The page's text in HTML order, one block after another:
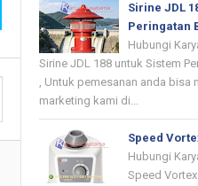
Sirine JDL
Peringatan
Hubungi
Sirine JDL 188 untuk Sistem
, Untuk pemesanan anda bisa
marketing kami di...
Speed
Hubungi
Speed